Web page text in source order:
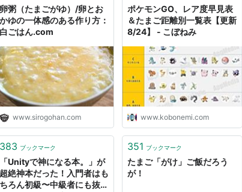
卵粥（たまごがゆ）/卵とお
かゆの一体感のある作り方：
白ごはん.com
www.sirogohan.com
ポケモンGO、レア度早見表
＆たまご距離別一覧表【更新
8/24】 - こぼねみ
www.kobonemi.com
383 ブックマーク
「Unityで神になる本。」が
超絶神本だった！入門者はも
ちろん初級〜中級者にも抜群
351 ブックマーク
たまご「がけ」ご飯だろう
が！